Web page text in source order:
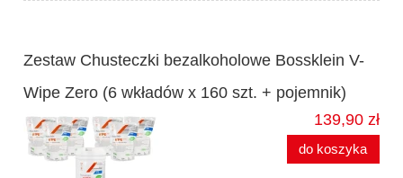
Zestaw Chusteczki bezalkoholowe Bossklein V-
Wipe Zero (6 wkładów x 160 szt. + pojemnik)
139,90 zł
do koszyka